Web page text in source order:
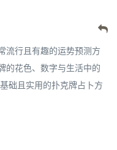
流行且有趣的运势预测方
的花色、数字与生活中的
础且实用的扑克牌占卜方